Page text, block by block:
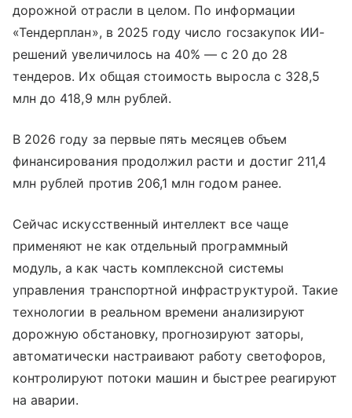
дорожной отрасли в целом. По информации
«Тендерплан», в 2025 году число госзакупок ИИ-
решений увеличилось на 40% — с 20 до 28
тендеров. Их общая стоимость выросла с 328,5
млн до 418,9 млн рублей.
В 2026 году за первые пять месяцев объем
финансирования продолжил расти и достиг 211,4
млн рублей против 206,1 млн годом ранее.
Сейчас искусственный интеллект все чаще
применяют не как отдельный программный
модуль, а как часть комплексной системы
управления транспортной инфраструктурой. Такие
технологии в реальном времени анализируют
дорожную обстановку, прогнозируют заторы,
автоматически настраивают работу светофоров,
контролируют потоки машин и быстрее реагируют
на аварии.